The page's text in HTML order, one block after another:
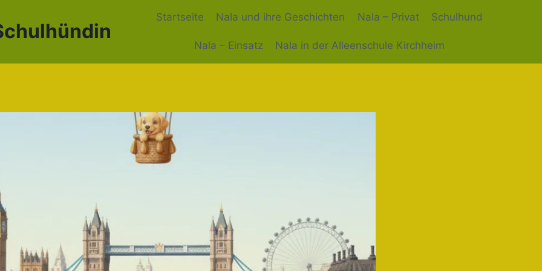
Startseite Nala und ihre Geschichten Nala – Privat Schulhund
Nala – Einsatz Nala in der Alleenschule Kirchheim